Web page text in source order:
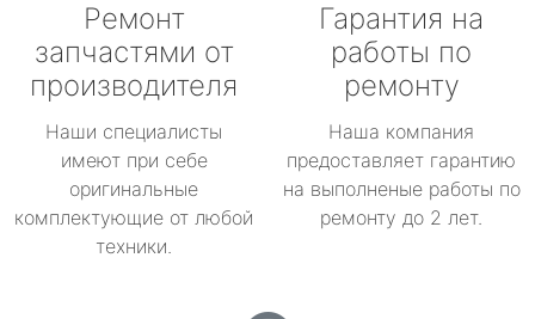
Ремонт
запчастями от
производителя
Наши специалисты
имеют при себе
оригинальные
комплектующие от любой
техники.
Гарантия на
работы по
ремонту
Наша компания
предоставляет гарантию
на выполненые работы по
ремонту до 2 лет.